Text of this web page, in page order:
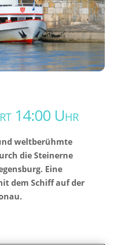
14:00 Uhr
weltberühmte
die Steinerne
Eine
dem Schiff auf der